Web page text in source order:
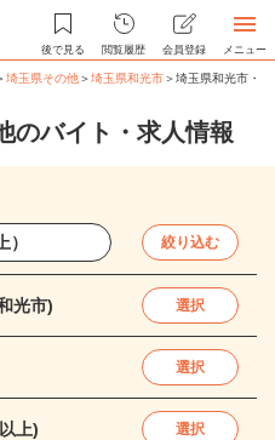
後で見る 閲覧履歴 会員登録 メニュー
埼玉県その他＞埼玉県和光市＞埼玉県和光市・
のバイト・求人情報
絞り込む
光市) 選択
選択
上) 選択